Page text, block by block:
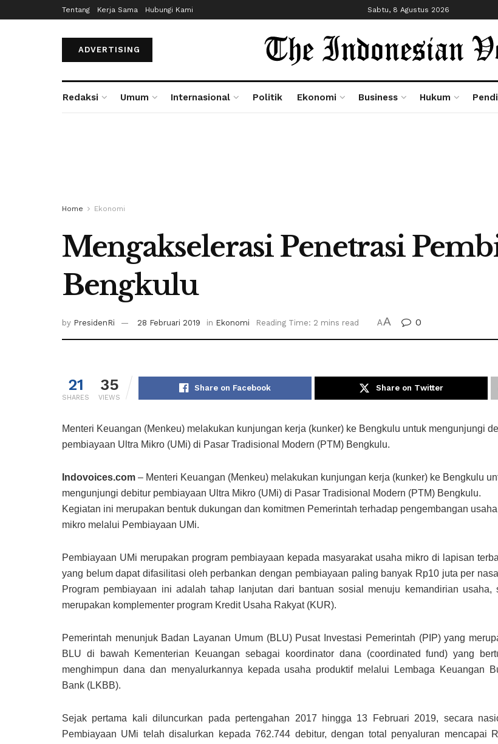
Tentang Kerja Sama Hubungi Kami Sabtu, 8 Agustus 2026
ADVERTISING
Redaksi Umum Internasional Politik Ekonomi Business Hukum
Home Ekonomi
Mengakselerasi Penetrasi
Bengkulu
by PresidenRi 28 Februari 2019 in Ekonomi Reading Time: 2 mins read AA 0
21
SHARES
35
VIEWS
Share on Facebook Share on Twitter
Menteri Keuangan (Menkeu) melakukan kunjungan kerja (kunker) ke Bengkulu untuk mengunjungi
pembiayaan Ultra Mikro (UMi) di Pasar Tradisional Modern (PTM) Bengkulu.
Indovoices.com – Menteri Keuangan (Menkeu) melakukan kunjungan kerja (kunker) ke Bengkulu
mengunjungi debitur pembiayaan Ultra Mikro (UMi) di Pasar Tradisional Modern (PTM) Bengkulu.
Kegiatan ini merupakan bentuk dukungan dan komitmen Pemerintah terhadap pengembangan usaha
mikro melalui Pembiayaan UMi.
Pembiayaan UMi merupakan program pembiayaan kepada masyarakat usaha mikro di lapisan
yang belum dapat difasilitasi oleh perbankan dengan pembiayaan paling banyak Rp10 juta per
Program pembiayaan ini adalah tahap lanjutan dari bantuan sosial menuju kemandirian usaha,
merupakan komplementer program Kredit Usaha Rakyat (KUR).
Pemerintah menunjuk Badan Layanan Umum (BLU) Pusat Investasi Pemerintah (PIP) yang
BLU di bawah Kementerian Keuangan sebagai koordinator dana (coordinated fund) yang
menghimpun dana dan menyalurkannya kepada usaha produktif melalui Lembaga Keuangan
Bank (LKBB).
Sejak pertama kali diluncurkan pada pertengahan 2017 hingga 13 Februari 2019, secara
Pembiayaan UMi telah disalurkan kepada 762.744 debitur, dengan total penyaluran mencapai